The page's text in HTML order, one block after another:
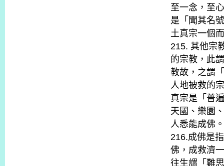
至一念，至
是「聞其名
土真宗一個
215. 其他宗
的宗教，此
教故，之謂
人地被救的
真宗是「普
天國、樂園
人悉能成佛。
216.成佛是
佛，成救濟
往生謂「難